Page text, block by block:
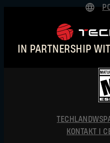
IN PARTNERSHIP
TECHLAND
KONTAKT I